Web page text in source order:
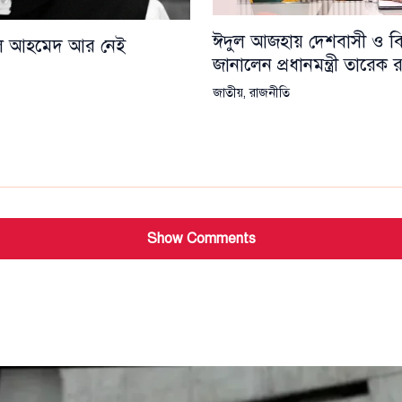
আহমেদ আর নেই
ঈদুল আজহায় দেশবাসী ও
জানালেন প্রধানমন্ত্রী তারেক
জাতীয়,রাজনীতি
Show Comments